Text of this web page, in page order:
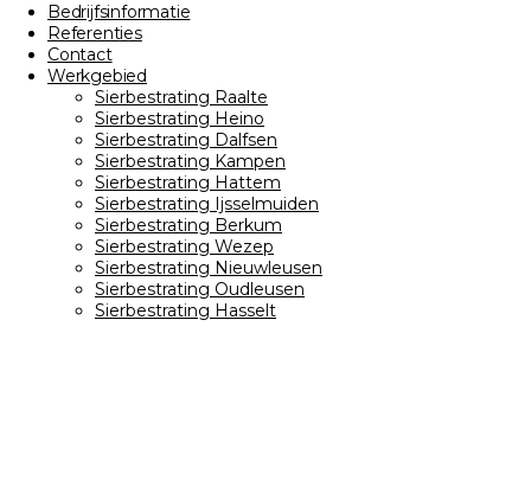
Bedrijfsinformatie
Referenties
Contact
Werkgebied
Sierbestrating Raalte
Sierbestrating Heino
Sierbestrating Dalfsen
Sierbestrating Kampen
Sierbestrating Hattem
Sierbestrating Ijsselmuiden
Sierbestrating Berkum
Sierbestrating Wezep
Sierbestrating Nieuwleusen
Sierbestrating Oudleusen
Sierbestrating Hasselt